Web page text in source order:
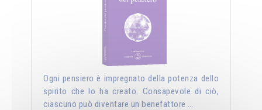
Ogni pensiero è impregnato della potenza dello
spirito che lo ha creato. Consapevole di ciò,
ciascuno può diventare un benefattore …